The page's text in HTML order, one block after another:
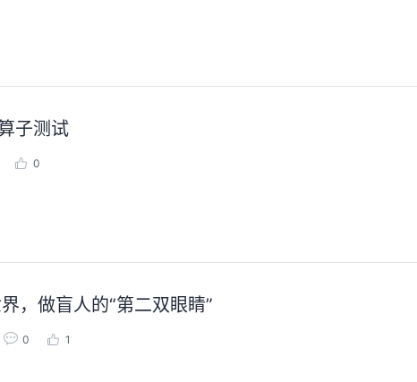
子测试
0
，做盲人的“第二双眼睛”
0 1
华为云码道Skill实战与极速交付，
求，开发，审查，重构全链路闭环的开发过
从代码提交到服务上线的“极速”之旅。
回顾中